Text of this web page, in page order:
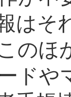
はそ
のほ
ドや